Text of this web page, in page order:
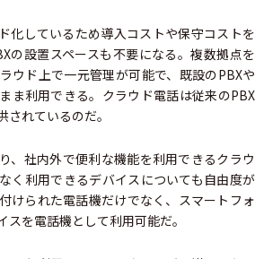
化しているため導入コストや保守コストを
の設置スペースも不要になる。複数拠点を
ウド上で一元管理が可能で、既設のPBXや
ま利用できる。クラウド電話は従来のPBX
れているのだ。
、社内外で便利な機能を利用できるクラウ
く利用できるデバイスについても自由度が
けられた電話機だけでなく、スマートフォ
スを電話機として利用可能だ。